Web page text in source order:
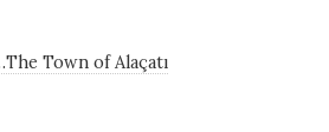
Town of Alaçatı